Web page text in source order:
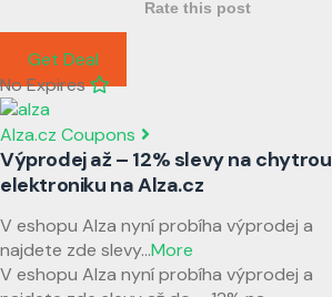
Rate this post
Get Deal
No Expires
Alza.cz Coupons
Výprodej až – 12% slevy na chytrou
elektroniku na Alza.cz
V eshopu Alza nyní probíha výprodej a
najdete zde slevy...More
V eshopu Alza nyní probíha výprodej a